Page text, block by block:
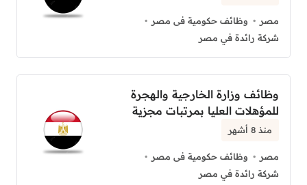
مصر
وظائف حكومية فى مصر
شركة رائدة في مصر
وظائف وزارة الخارجية والهجرة
للمؤهلات العليا بمرتبات مجزية
منذ 8 أشهر
مصر
وظائف حكومية فى مصر
شركة رائدة في مصر